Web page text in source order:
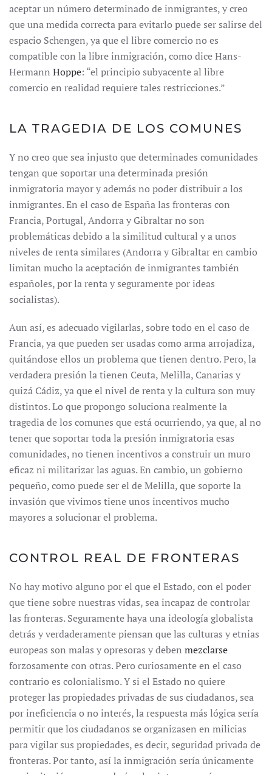
aceptar un número determinado de inmigrantes, y creo
que una medida correcta para evitarlo puede ser salirse del
espacio Schengen, ya que el libre comercio no es
compatible con la libre inmigración, como dice Hans-
Hermann Hoppe: “el principio subyacente al libre
comercio en realidad requiere tales restricciones.”
LA TRAGEDIA DE LOS COMUNES
Y no creo que sea injusto que determinades comunidades
tengan que soportar una determinada presión
inmigratoria mayor y además no poder distribuir a los
inmigrantes. En el caso de España las fronteras con
Francia, Portugal, Andorra y Gibraltar no son
problemáticas debido a la similitud cultural y a unos
niveles de renta similares (Andorra y Gibraltar en cambio
limitan mucho la aceptación de inmigrantes también
españoles, por la renta y seguramente por ideas
socialistas).
Aun así, es adecuado vigilarlas, sobre todo en el caso de
Francia, ya que pueden ser usadas como arma arrojadiza,
quitándose ellos un problema que tienen dentro. Pero, la
verdadera presión la tienen Ceuta, Melilla, Canarias y
quizá Cádiz, ya que el nivel de renta y la cultura son muy
distintos. Lo que propongo soluciona realmente la
tragedia de los comunes que está ocurriendo, ya que, al no
tener que soportar toda la presión inmigratoria esas
comunidades, no tienen incentivos a construir un muro
eficaz ni militarizar las aguas. En cambio, un gobierno
pequeño, como puede ser el de Melilla, que soporte la
invasión que vivimos tiene unos incentivos mucho
mayores a solucionar el problema.
CONTROL REAL DE FRONTERAS
No hay motivo alguno por el que el Estado, con el poder
que tiene sobre nuestras vidas, sea incapaz de controlar
las fronteras. Seguramente haya una ideología globalista
detrás y verdaderamente piensan que las culturas y etnias
europeas son malas y opresoras y deben mezclarse
forzosamente con otras. Pero curiosamente en el caso
contrario es colonialismo. Y si el Estado no quiere
proteger las propiedades privadas de sus ciudadanos, sea
por ineficiencia o no interés, la respuesta más lógica sería
permitir que los ciudadanos se organizasen en milicias
para vigilar sus propiedades, es decir, seguridad privada de
fronteras. Por tanto, así la inmigración sería únicamente